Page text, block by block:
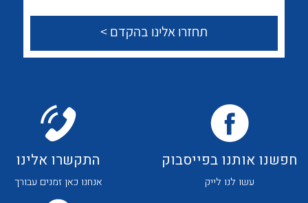
חפשנו אותנו בפייסבוק
עשו לנו לייק
התקשרו אלינו
אנחנו כאן זמנים עבורך